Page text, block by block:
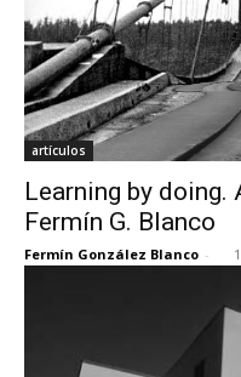
artículos
Learning by doing.
Fermín G. Blanco
Fermín González Blanco -